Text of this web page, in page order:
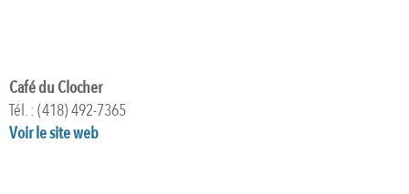
Café du Clocher
Tél. : (418) 492-7365
Voir le site web